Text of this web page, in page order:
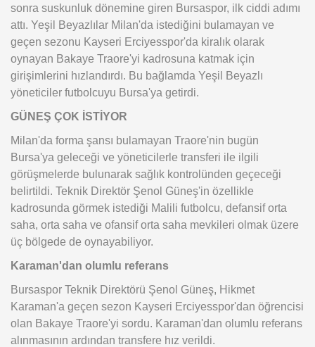
sonra suskunluk dönemine giren Bursaspor, ilk ciddi adımı
attı. Yeşil Beyazlılar Milan'da istediğini bulamayan ve
geçen sezonu Kayseri Erciyesspor'da kiralık olarak
oynayan Bakaye Traore'yi kadrosuna katmak için
girişimlerini hızlandırdı. Bu bağlamda Yeşil Beyazlı
yöneticiler futbolcuyu Bursa'ya getirdi.
GÜNEŞ ÇOK İSTİYOR
Milan'da forma şansı bulamayan Traore'nin bugün
Bursa'ya geleceği ve yöneticilerle transferi ile ilgili
görüşmelerde bulunarak sağlık kontrolünden geçeceği
belirtildi. Teknik Direktör Şenol Güneş'in özellikle
kadrosunda görmek istediği Malili futbolcu, defansif orta
saha, orta saha ve ofansif orta saha mevkileri olmak üzere
üç bölgede de oynayabiliyor.
Karaman'dan olumlu referans
Bursaspor Teknik Direktörü Şenol Güneş, Hikmet
Karaman'a geçen sezon Kayseri Erciyesspor'dan öğrencisi
olan Bakaye Traore'yi sordu. Karaman'dan olumlu referans
alınmasının ardından transfere hız verildi.